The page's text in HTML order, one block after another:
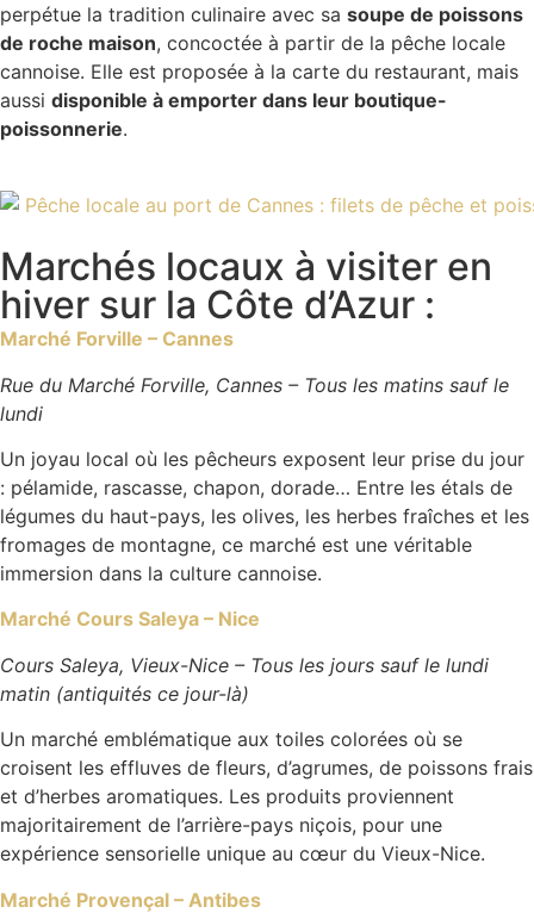
perpétue la tradition culinaire avec sa soupe de poissons
de roche maison, concoctée à partir de la pêche locale
cannoise. Elle est proposée à la carte du restaurant, mais
aussi disponible à emporter dans leur boutique-
poissonnerie.
Marchés locaux à visiter en
hiver sur la Côte d’Azur :
Marché Forville – Cannes
Rue du Marché Forville, Cannes – Tous les matins sauf le
lundi
Un joyau local où les pêcheurs exposent leur prise du jour
: pélamide, rascasse, chapon, dorade… Entre les étals de
légumes du haut-pays, les olives, les herbes fraîches et les
fromages de montagne, ce marché est une véritable
immersion dans la culture cannoise.
Marché Cours Saleya – Nice
Cours Saleya, Vieux-Nice – Tous les jours sauf le lundi
matin (antiquités ce jour-là)
Un marché emblématique aux toiles colorées où se
croisent les effluves de fleurs, d’agrumes, de poissons frais
et d’herbes aromatiques. Les produits proviennent
majoritairement de l’arrière-pays niçois, pour une
expérience sensorielle unique au cœur du Vieux-Nice.
Marché Provençal – Antibes